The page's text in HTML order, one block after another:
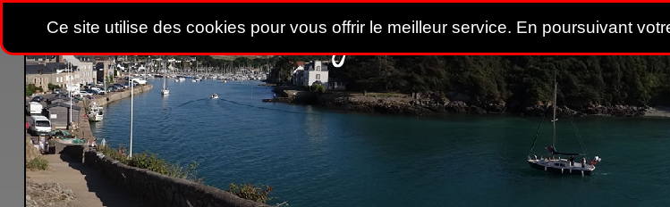
Ce site utilise des cookies pour vous offrir le meilleur service. En poursuivant